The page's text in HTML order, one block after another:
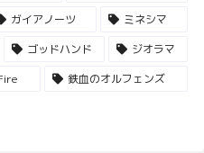
ガイアノーツ
ミネシマ
ゴッドハンド
ジオラマ
鉄血のオルフェンズ